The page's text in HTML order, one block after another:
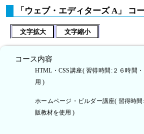
「ウェブ・エディターズ A」 コ
文字拡大 文字縮小
コース内容
HTML・CSS講座( 習得時間:２６時間・市販教材を使
用 )
ホームページ・ビルダー講座( 習得時
販教材を使用 )